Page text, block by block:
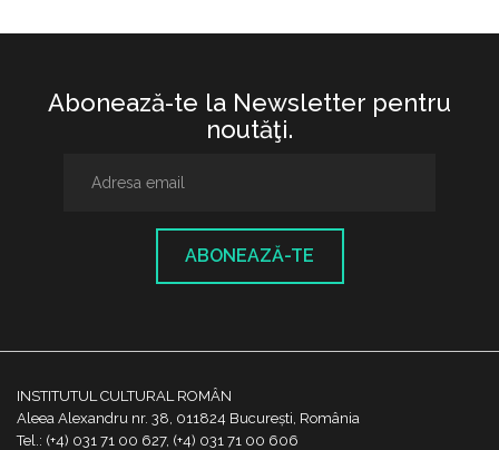
Abonează-te la Newsletter pentru
noutăţi.
ABONEAZĂ-TE
INSTITUTUL CULTURAL ROMÂN
Aleea Alexandru nr. 38, 011824 București, România
Tel.: (+4) 031 71 00 627, (+4) 031 71 00 606